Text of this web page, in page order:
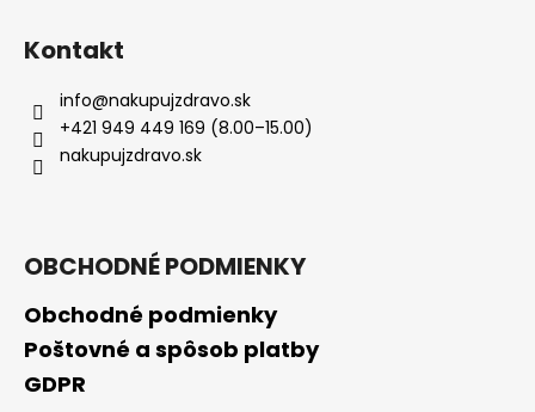
Kontakt
info@nakupujzdravo.sk
+421 949 449 169 (8.00–15.00)
nakupujzdravo.sk
OBCHODNÉ PODMIENKY
Obchodné podmienky
Poštovné a spôsob platby
GDPR